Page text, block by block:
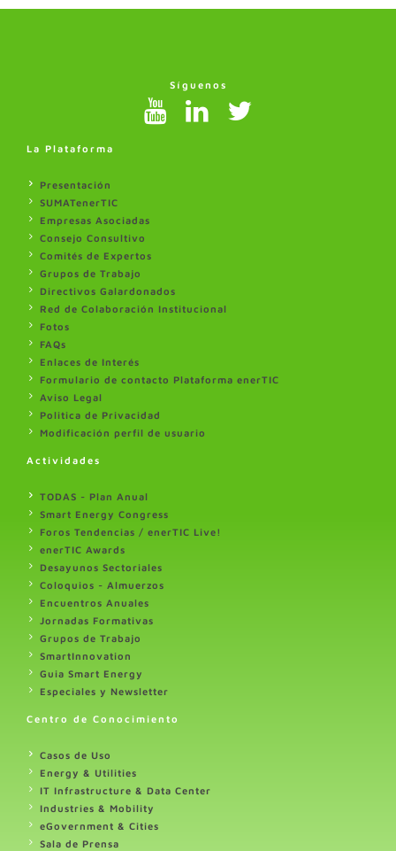
Síguenos
La Plataforma
Presentación
SUMATenerTIC
Empresas Asociadas
Consejo Consultivo
Comités de Expertos
Grupos de Trabajo
Directivos Galardonados
Red de Colaboración Institucional
Fotos
FAQs
Enlaces de Interés
Formulario de contacto Plataforma enerTIC
Aviso Legal
Politica de Privacidad
Modificación perfil de usuario
Actividades
TODAS - Plan Anual
Smart Energy Congress
Foros Tendencias / enerTIC Live!
enerTIC Awards
Desayunos Sectoriales
Coloquios - Almuerzos
Encuentros Anuales
Jornadas Formativas
Grupos de Trabajo
SmartInnovation
Guia Smart Energy
Especiales y Newsletter
Centro de Conocimiento
Casos de Uso
Energy & Utilities
IT Infrastructure & Data Center
Industries & Mobility
eGovernment & Cities
Sala de Prensa